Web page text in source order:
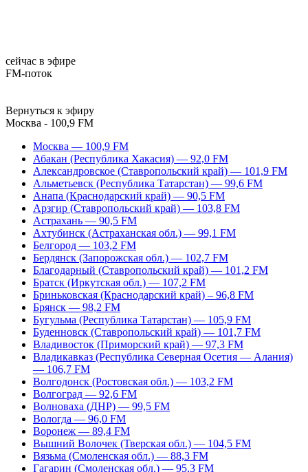
сейчас в эфире
FM-поток
Вернуться к эфиру
Москва - 100,9 FM
Москва — 100,9 FM
Абакан (Республика Хакасия) — 92,0 FM
Александровское (Ставропольский край) — 101,9 FM
Альметьевск (Республика Татарстан) — 99,6 FM
Анапа (Краснодарский край) — 90,5 FM
Арзгир (Ставропольский край) — 103,8 FM
Астрахань — 90,5 FM
Ахтубинск (Астраханская обл.) — 99,1 FM
Белгород — 103,2 FM
Бердянск (Запорожская обл.) — 102,7 FM
Благодарный (Ставропольский край) — 101,2 FM
Братск (Иркутская обл.) — 107,2 FM
Бриньковская (Краснодарский край) – 96,8 FM
Брянск — 98,2 FM
Бугульма (Республика Татарстан) — 105,9 FM
Буденновск (Ставропольский край) — 101,7 FM
Владивосток (Приморский край) — 97,3 FM
Владикавказ (Республика Северная Осетия — Алания)
— 106,7 FM
Волгодонск (Ростовская обл.) — 103,2 FM
Волгоград — 92,6 FM
Волноваха (ДНР) — 99,5 FM
Вологда — 96,0 FM
Воронеж — 89,4 FM
Вышний Волочек (Тверская обл.) — 104,5 FM
Вязьма (Смоленская обл.) — 88,3 FM
Гагарин (Смоленская обл.) — 95,3 FM